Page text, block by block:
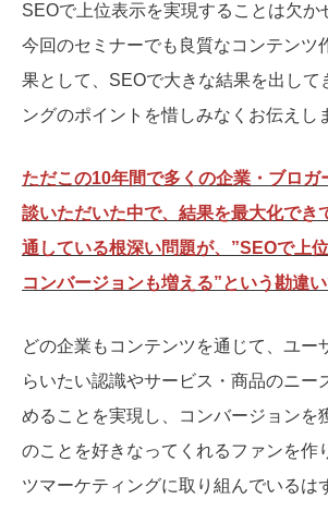
SEOで上位表示を実現することは欠か
今回のセミナーでも良質なコンテンツ
果として、SEOで大きな結果を出して
ングのポイントを惜しみなくお伝えし
ただこの10年間で多くの企業・ブロガ
談いただいた中で、結果を最大化でき
通している根深い問題が、”SEOで上
コンバージョンも増える”という勘違い
どの企業もコンテンツを通じて、ユー
らいたい認識やサービス・商品のニー
めることを実現し、コンバージョンを
のことを好きなってくれるファンを作
ツマーケティングに取り組んでいるは